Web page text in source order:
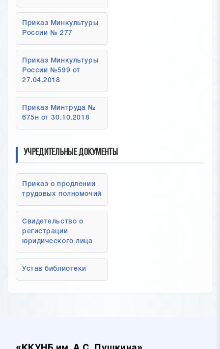
Приказ Минкультуры
России № 277
Приказ Минкультуры
России №599 от
27.04.2018
Приказ Минтруда №
675н от 30.10.2018
Учредительные документы
Приказ о продлении
трудовых полномочий
Свидетельство о
регистрации
юридического лица
Устав библиотеки